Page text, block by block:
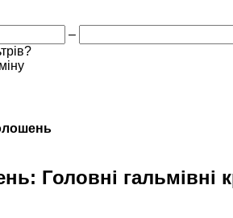
–
Головні гальмівні